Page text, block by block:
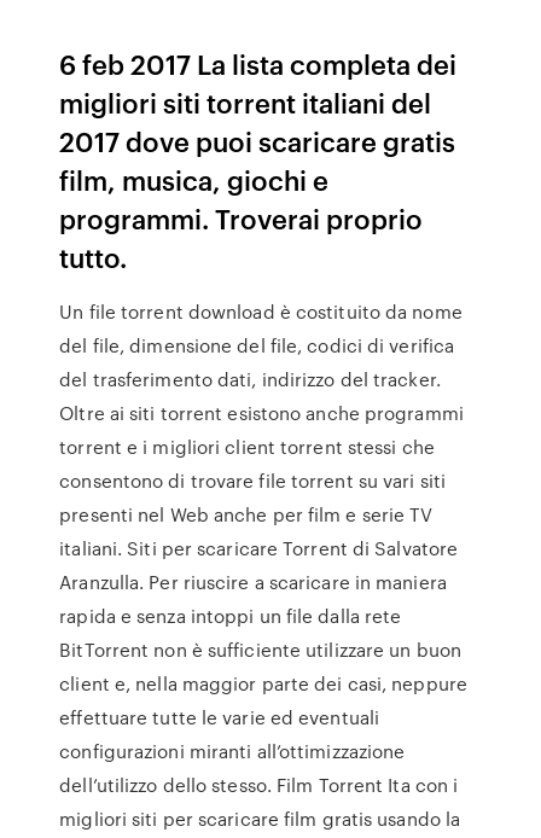
6 feb 2017 La lista completa dei
migliori siti torrent italiani del
2017 dove puoi scaricare gratis
film, musica, giochi e
programmi. Troverai proprio
tutto.
Un file torrent download è costituito da nome
del file, dimensione del file, codici di verifica
del trasferimento dati, indirizzo del tracker.
Oltre ai siti torrent esistono anche programmi
torrent e i migliori client torrent stessi che
consentono di trovare file torrent su vari siti
presenti nel Web anche per film e serie TV
italiani. Siti per scaricare Torrent di Salvatore
Aranzulla. Per riuscire a scaricare in maniera
rapida e senza intoppi un file dalla rete
BitTorrent non è sufficiente utilizzare un buon
client e, nella maggior parte dei casi, neppure
effettuare tutte le varie ed eventuali
configurazioni miranti all’ottimizzazione
dell’utilizzo dello stesso. Film Torrent Ita con i
migliori siti per scaricare film gratis usando la